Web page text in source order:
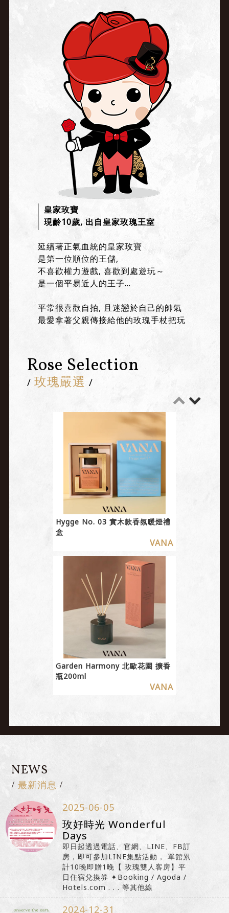
皇家玫寶
現齡10歲, 出自皇家玫瑰王室
延續著正氣血統的皇家玫寶
是第一位順位的王儲,
不喜歡權力遊戲, 喜歡到處遊玩～
是一個平易近人的王子...
平常很喜歡自拍, 且迷戀於自己的帥氣
最愛拿著父親傳接給他的玫瑰手杖把玩
Rose Selection
/ 玫瑰嚴選 /
Hygge No. 03 實木款香氛暖燈禮
盒
VANA
Garden Harmony 北歐花園 擴香
瓶200ml
VANA
NEWS
/ 最新消息 /
2025-06-05
玫好時光 Wonderful
Days
即日起透過電話、官網、LINE、FB訂
房，即可參加LINE集點活動， 單館累
計10晚即贈1晚【 玫瑰雙人客房】平
日住宿兌換券 ✦Booking / Agoda /
Hotels.com . . . 等其他線
2024-12-31